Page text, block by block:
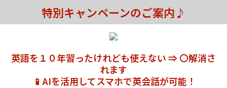
特別キャンペーンのご案内♪
英語を１０年習ったけれども使えない ⇒ 〇解消さ
れます
📱AIを活用してスマホで英会話が可能！